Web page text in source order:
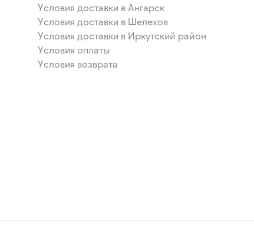
Условия доставки в Ангарск
Условия доставки в Шелехов
Условия доставки в Иркутский район
Условия оплаты
Условия возврата